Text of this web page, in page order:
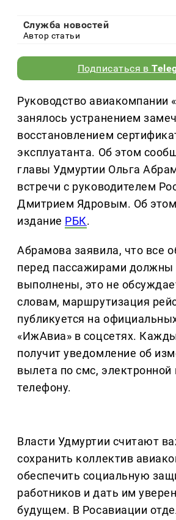
Служба новостей
Автор статьи
Подписаться в
Руководство авиакомпании
занялось устранением
восстановлением
эксплуатанта. Об этом
главы Удмуртии Ольга
встречи с руководителем
Дмитрием Ядровым. Об
издание РБК.
Абрамова заявила, что все
перед пассажирами должны
выполнены, это не
словам, маршрутизация
публикуется на
«ИжАвиа» в соцсетях.
получит уведомление об
вылета по смс, электронной
телефону.
Власти Удмуртии считают
сохранить коллектив
обеспечить социальную
работников и дать им
будущем. В Росавиации